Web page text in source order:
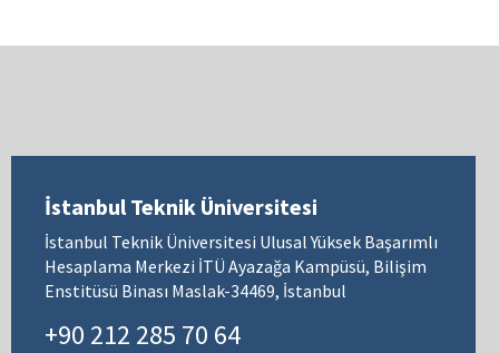
İstanbul Teknik Üniversitesi
İstanbul Teknik Üniversitesi Ulusal Yüksek Başarımlı
Hesaplama Merkezi İTÜ Ayazağa Kampüsü, Bilişim
Enstitüsü Binası Maslak-34469, İstanbul
+90 212 285 70 64